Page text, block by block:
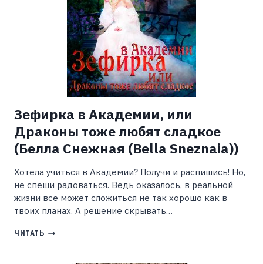
Зефирка в Академии, или
Драконы тоже любят сладкое
(Белла Снежная (Bella Sneznaia))
Хотела учиться в Академии? Получи и распишись! Но,
не спеши радоваться. Ведь оказалось, в реальной
жизни все может сложиться не так хорошо как в
твоих планах. А решение скрывать…
ЧИТАТЬ ЗЕФИРКА